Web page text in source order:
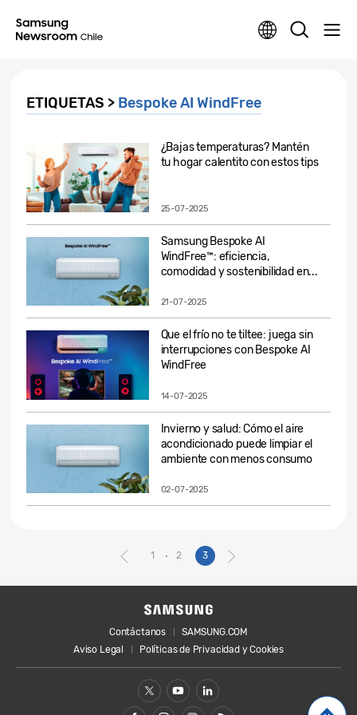
ETIQUETAS > Bespoke AI WindFree
¿Bajas temperaturas? Mantén
tu hogar calentito con estos tips
25-07-2025
Samsung Bespoke AI
WindFree™: eficiencia,
comodidad y sostenibilidad en...
21-07-2025
Que el frío no te tiltee: juega sin
interrupciones con Bespoke AI
WindFree
14-07-2025
Invierno y salud: Cómo el aire
acondicionado puede limpiar el
ambiente con menos consumo
02-07-2025
1 2 3
Contáctanos
SAMSUNG.COM
Aviso Legal
Políticas de Privacidad y Cookies